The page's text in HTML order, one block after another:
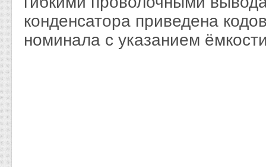
конденсатора приведена
номинала с указанием